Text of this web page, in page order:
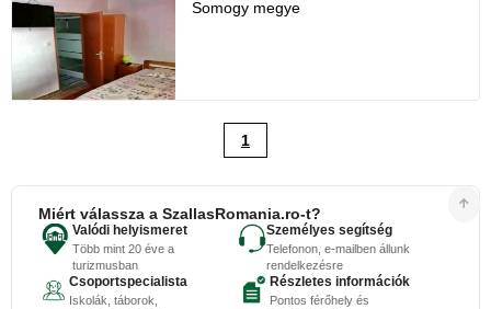
Somogy megye
1
Miért válassza a SzallasRomania.ro-t?
Valódi helyismeret
Több mint 20 éve a
turizmusban
Személyes segítség
Telefonon, e-mailben állunk
rendelkezésre
Csoportspecialista
Iskolák, táborok,
Részletes információk
Pontos férőhely és